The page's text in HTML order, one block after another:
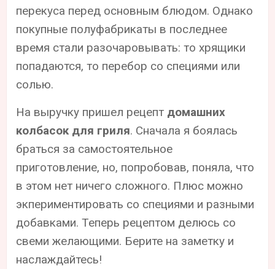
перекуса перед основным блюдом. Однако
покупные полуфабрикаты в последнее
время стали разочаровывать: то хрящики
попадаются, то перебор со специями или
солью.
На выручку пришел рецепт домашних
колбасок для гриля. Сначала я боялась
браться за самостоятельное
приготовление, но, попробовав, поняла, что
в этом нет ничего сложного. Плюс можно
экпериментировать со специями и разными
добавками. Теперь рецептом делюсь со
свеми желающими. Берите на заметку и
наслаждайтесь!